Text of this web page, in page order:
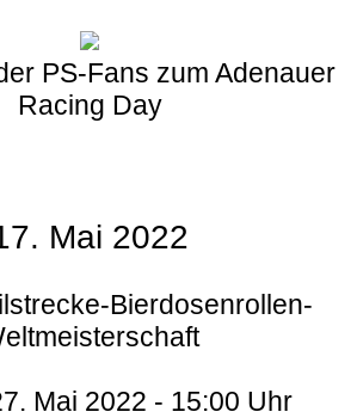
PS-Fans zum Adenauer
Racing Day
Mai 2022
Bierdosenrollen-
Mai 2022 - 15:00 Uhr